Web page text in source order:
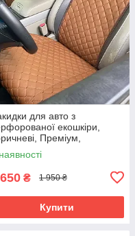
для авто з
екошкіри,
Преміум,
комплект
₴ 1 950 ₴
Купити